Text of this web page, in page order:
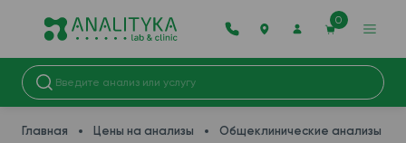
0
Главная Цены на анализы
Общеклинические анализы